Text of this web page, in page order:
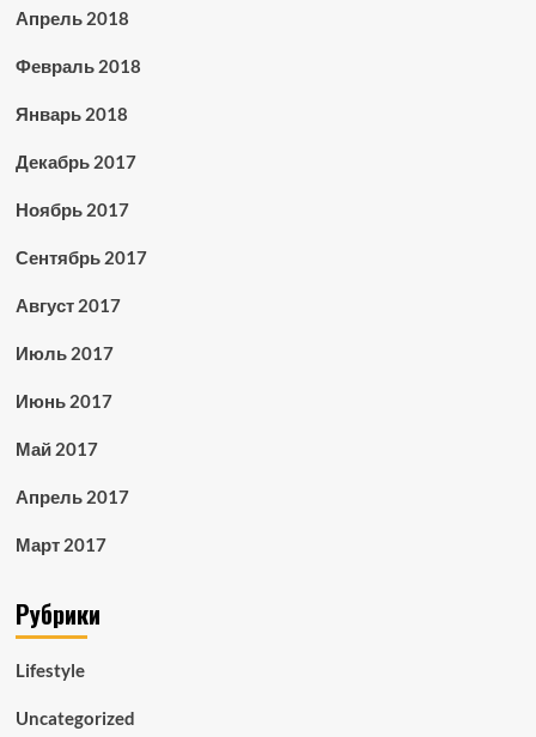
Апрель 2018
Февраль 2018
Январь 2018
Декабрь 2017
Ноябрь 2017
Сентябрь 2017
Август 2017
Июль 2017
Июнь 2017
Май 2017
Апрель 2017
Март 2017
Рубрики
Lifestyle
Uncategorized